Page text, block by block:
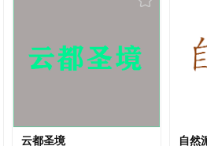
云都圣境 自然